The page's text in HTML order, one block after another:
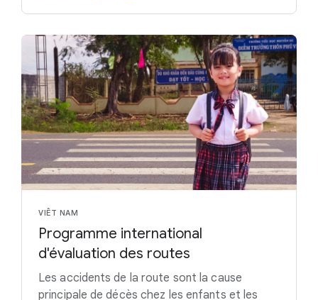
VIÊT NAM
Programme international
d'évaluation des routes
Les accidents de la route sont la cause
principale de décès chez les enfants et les